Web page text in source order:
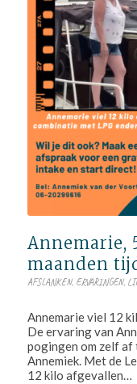
Annemarie,
maanden
AFSLANKEN, ERVARINGEN,
Annemarie viel 12
De ervaring van
pogingen om zelf af
Annemiek. Met de
12 kilo afgevallen…